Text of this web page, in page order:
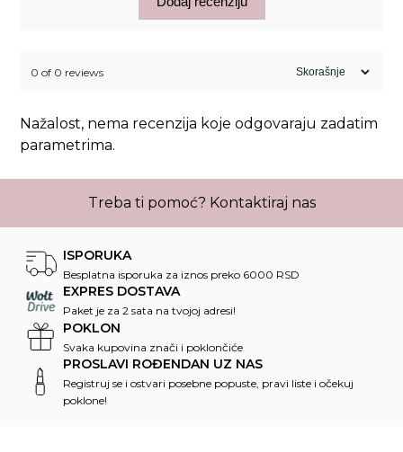
0 of 0 reviews
Nažalost, nema recenzija koje odgovaraju zadatim
parametrima.
Treba ti pomoć? Kontaktiraj nas
ISPORUKA
Besplatna isporuka za iznos preko 6000 RSD
EXPRES DOSTAVA
Paket je za 2 sata na tvojoj adresi!
POKLON
Svaka kupovina znači i poklončiće
PROSLAVI ROĐENDAN UZ NAS
Registruj se i ostvari posebne popuste, pravi liste i očekuj
poklone!